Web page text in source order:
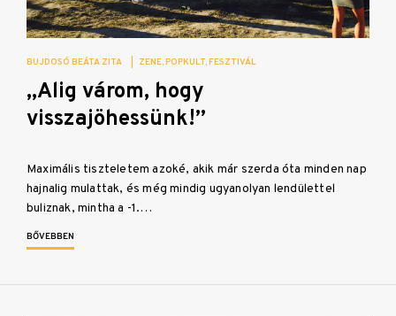
BUJDOSÓ BEÁTA ZITA ZENE POPKULT FESZTIVÁL
„Alig várom, hogy
visszajöhessünk!”
Maximális tiszteletem azoké, akik már szerda óta minden nap
hajnalig mulattak, és még mindig ugyanolyan lendülettel
buliznak, mintha a -1.…
BŐVEBBEN